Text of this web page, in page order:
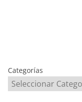
Categorías